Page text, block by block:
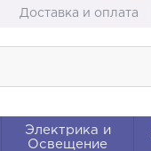
Доставка и оплата
Электрика и
Освещение